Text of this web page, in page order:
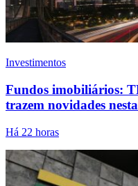
Investimentos
Fundos imobiliários:
trazem novidades
Há 22 horas